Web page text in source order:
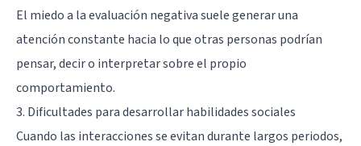
El miedo a la evaluación negativa suele generar una
atención constante hacia lo que otras personas podrían
pensar, decir o interpretar sobre el propio
comportamiento.
3. Dificultades para desarrollar habilidades sociales
Cuando las interacciones se evitan durante largos periodos,